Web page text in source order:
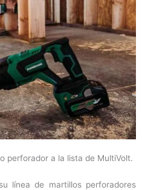
perforador a la lista de MultiVolt.
línea de martillos perforadores